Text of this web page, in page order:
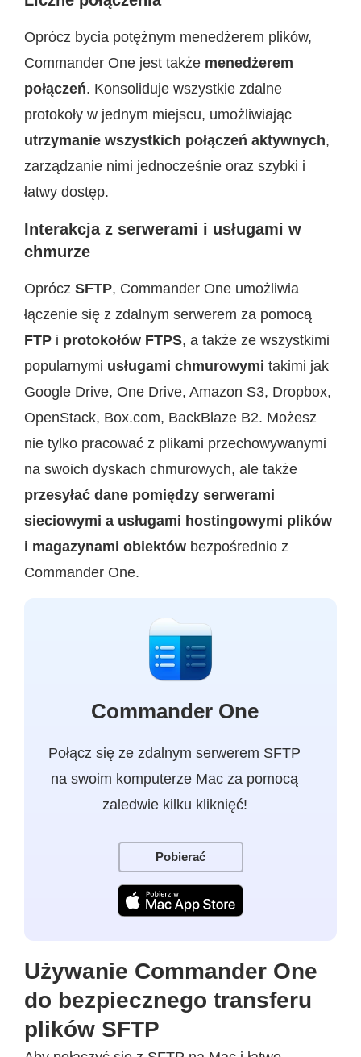
Oprócz bycia potężnym menedżerem plików,
Commander One jest także menedżerem
połączeń. Konsoliduje wszystkie zdalne
protokoły w jednym miejscu, umożliwiając
utrzymanie wszystkich połączeń aktywnych,
zarządzanie nimi jednocześnie oraz szybki i
łatwy dostęp.
Interakcja z serwerami i usługami w
chmurze
Oprócz SFTP, Commander One umożliwia
łączenie się z zdalnym serwerem za pomocą
FTP i protokołów FTPS, a także ze wszystkimi
popularnymi usługami chmurowymi takimi jak
Google Drive, One Drive, Amazon S3, Dropbox,
OpenStack, Box.com, BackBlaze B2. Możesz
nie tylko pracować z plikami przechowywanymi
na swoich dyskach chmurowych, ale także
przesyłać dane pomiędzy serwerami
sieciowymi a usługami hostingowymi plików
i magazynami obiektów bezpośrednio z
Commander One.
Commander One
Połącz się ze zdalnym serwerem SFTP
na swoim komputerze Mac za pomocą
zaledwie kilku kliknięć!
Pobierać
Używanie Commander One
do bezpiecznego transferu
plików SFTP